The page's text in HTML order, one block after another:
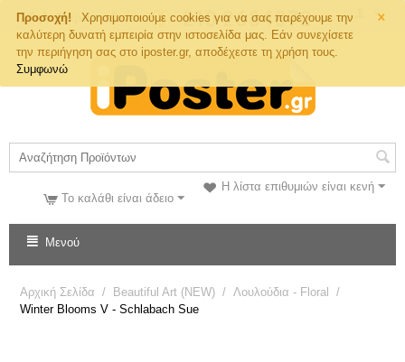
×
Προσοχή!
Χρησιμοποιούμε cookies για να σας παρέχουμε την
καλύτερη δυνατή εμπειρία στην ιστοσελίδα μας. Εάν συνεχίσετε
την περιήγηση σας στο iposter.gr, αποδέχεστε τη χρήση τους.
Συμφωνώ
Τηλ. Παραγγελιών
Η λίστα επιθυμιών είναι κενή
Το καλάθι είναι άδειο
Μενού
Αρχική Σελίδα / Beautiful Art (NEW) / Λουλούδια - Floral
/
Winter Blooms V - Schlabach Sue